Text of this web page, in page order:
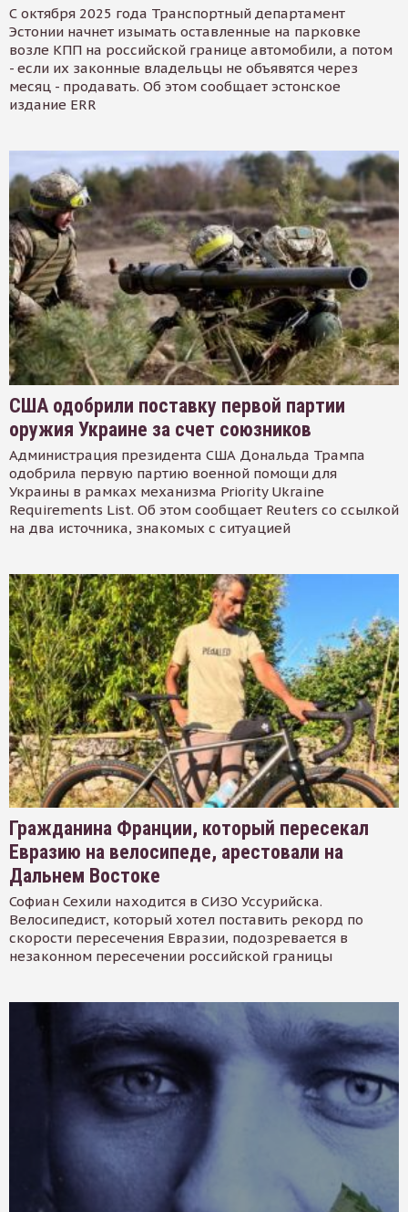
С октября 2025 года Транспортный департамент
Эстонии начнет изымать оставленные на парковке
возле КПП на российской границе автомобили, а потом
- если их законные владельцы не объявятся через
месяц - продавать. Об этом сообщает эстонское
издание ERR
США одобрили поставку первой партии
оружия Украине за счет союзников
Администрация президента США Дональда Трампа
одобрила первую партию военной помощи для
Украины в рамках механизма Priority Ukraine
Requirements List. Об этом сообщает Reuters со ссылкой
на два источника, знакомых с ситуацией
Гражданина Франции, который пересекал
Евразию на велосипеде, арестовали на
Дальнем Востоке
Софиан Сехили находится в СИЗО Уссурийска.
Велосипедист, который хотел поставить рекорд по
скорости пересечения Евразии, подозревается в
незаконном пересечении российской границы